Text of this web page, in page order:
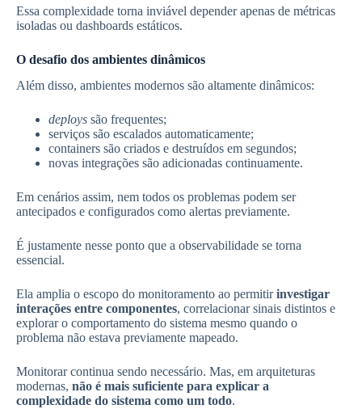
Essa complexidade torna inviável depender apenas de métricas
isoladas ou dashboards estáticos.
O desafio dos ambientes dinâmicos
Além disso, ambientes modernos são altamente dinâmicos:
deploys são frequentes;
serviços são escalados automaticamente;
containers são criados e destruídos em segundos;
novas integrações são adicionadas continuamente.
Em cenários assim, nem todos os problemas podem ser
antecipados e configurados como alertas previamente.
É justamente nesse ponto que a observabilidade se torna
essencial.
Ela amplia o escopo do monitoramento ao permitirinvestigar
interações entre componentes, correlacionar sinais distintos e
explorar o comportamento do sistema mesmo quando o
problema não estava previamente mapeado.
Monitorar continua sendo necessário. Mas, em arquiteturas
modernas, não é mais suficiente para explicar a
complexidade do sistema como um todo.